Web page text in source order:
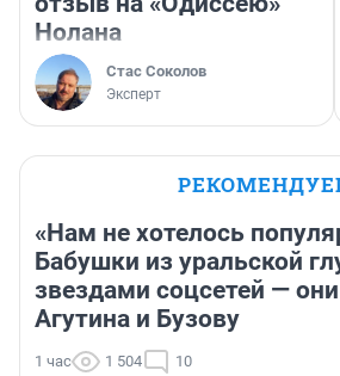
Нолана
Стас Соколов
Эксперт
«Нам не хотелось
Бабушки из уральской
звездами соцсетей —
Агутина и Бузову
1 час 1 504 10